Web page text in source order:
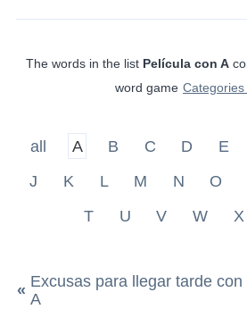
The words in the list Película con A
word game Categories
all A B C D E
J
K L M N O
T
U V W X
« Excusas para llegar tarde con
A